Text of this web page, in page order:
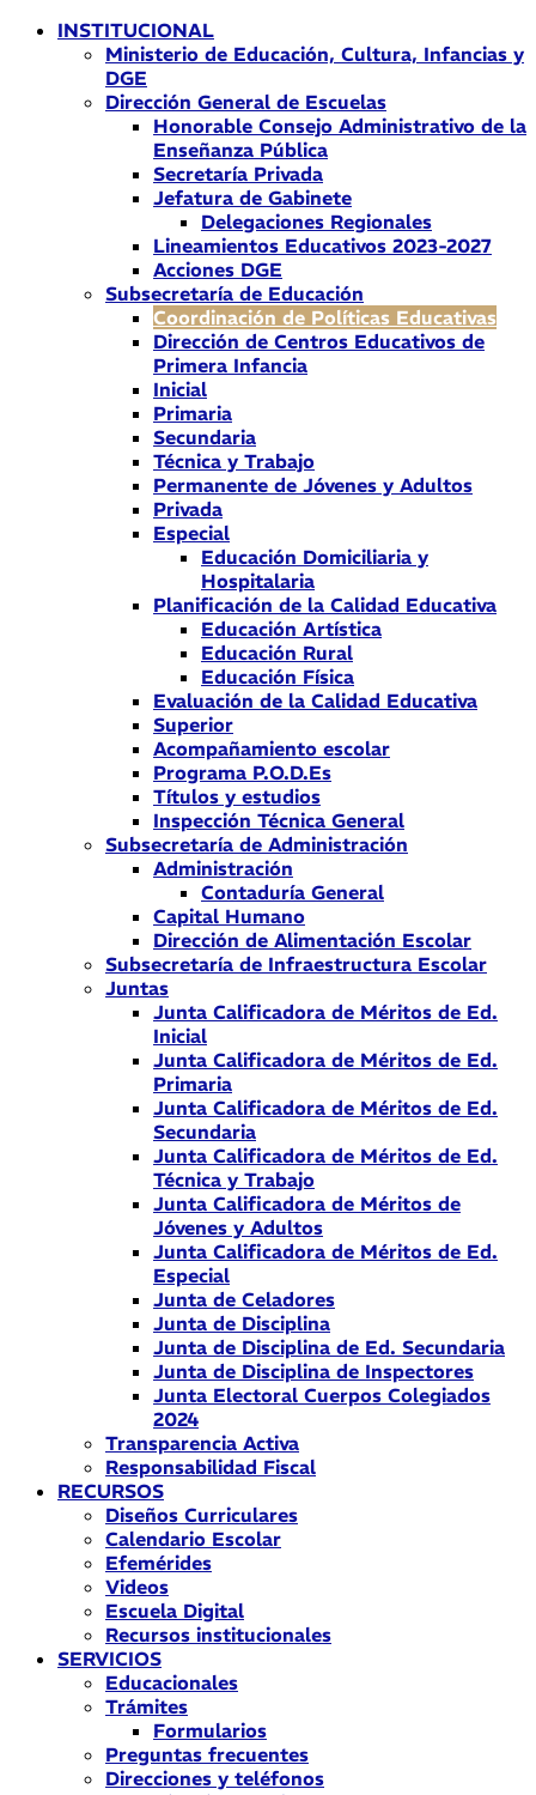
INSTITUCIONAL
Ministerio de Educación, Cultura, Infancias y
DGE
Dirección General de Escuelas
Honorable Consejo Administrativo de la
Enseñanza Pública
Secretaría Privada
Jefatura de Gabinete
Delegaciones Regionales
Lineamientos Educativos 2023-2027
Acciones DGE
Subsecretaría de Educación
Coordinación de Políticas Educativas
Dirección de Centros Educativos de
Primera Infancia
Inicial
Primaria
Secundaria
Técnica y Trabajo
Permanente de Jóvenes y Adultos
Privada
Especial
Educación Domiciliaria y
Hospitalaria
Planificación de la Calidad Educativa
Educación Artística
Educación Rural
Educación Física
Evaluación de la Calidad Educativa
Superior
Acompañamiento escolar
Programa P.O.D.Es
Títulos y estudios
Inspección Técnica General
Subsecretaría de Administración
Administración
Contaduría General
Capital Humano
Dirección de Alimentación Escolar
Subsecretaría de Infraestructura Escolar
Juntas
Junta Calificadora de Méritos de Ed.
Inicial
Junta Calificadora de Méritos de Ed.
Primaria
Junta Calificadora de Méritos de Ed.
Secundaria
Junta Calificadora de Méritos de Ed.
Técnica y Trabajo
Junta Calificadora de Méritos de
Jóvenes y Adultos
Junta Calificadora de Méritos de Ed.
Especial
Junta de Celadores
Junta de Disciplina
Junta de Disciplina de Ed. Secundaria
Junta de Disciplina de Inspectores
Junta Electoral Cuerpos Colegiados
2024
Transparencia Activa
Responsabilidad Fiscal
RECURSOS
Diseños Curriculares
Calendario Escolar
Efemérides
Videos
Escuela Digital
Recursos institucionales
SERVICIOS
Educacionales
Trámites
Formularios
Preguntas frecuentes
Direcciones y teléfonos